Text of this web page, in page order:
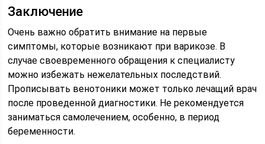
Заключение
Очень важно обратить внимание на первые
симптомы, которые возникают при варикозе. В
случае своевременного обращения к специалисту
можно избежать нежелательных последствий.
Прописывать венотоники может только лечащий врач
после проведенной диагностики. Не рекомендуется
заниматься самолечением, особенно, в период
беременности.